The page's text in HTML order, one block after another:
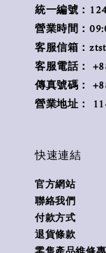
統一編號：
營業時間：
客服信箱：
客服電話：
傳真號碼：
營業地址：
快速連結
官方網站
聯絡我們
付款方式
退貨條款